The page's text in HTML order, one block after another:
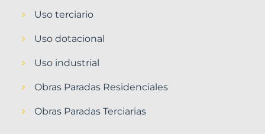
Uso terciario
Uso dotacional
Uso industrial
Obras Paradas Residenciales
Obras Paradas Terciarias